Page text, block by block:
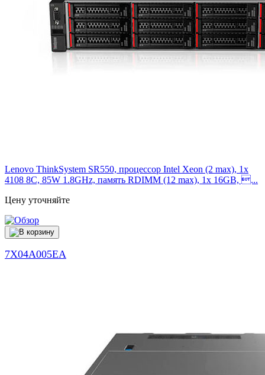
Lenovo ThinkSystem SR550, процессор Intel Xeon (2 max), 1x
4108 8C, 85W 1.8GHz, память RDIMM (12 max), 1x 16GB, ...
Цену уточняйте
7X04A005EA